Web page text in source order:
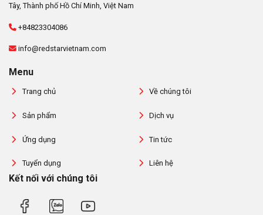
Tây, Thành phố Hồ Chí Minh, Việt Nam
+84823304086
info@redstarvietnam.com
Menu
Trang chủ Về chúng tôi
Sản phẩm Dịch vụ
Ứng dụng Tin tức
Tuyển dụng Liên hệ
Kết nối với chúng tôi